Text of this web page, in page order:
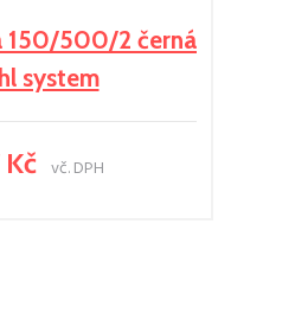
150/500/2 černá
system
Kč vč. DPH